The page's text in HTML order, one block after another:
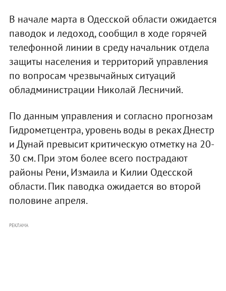
В начале марта в Одесской области ожидается
паводок и ледоход, сообщил в ходе горячей
телефонной линии в среду начальник отдела
защиты населения и территорий управления
по вопросам чрезвычайных ситуаций
обладминистрации Николай Лесничий.
По данным управления и согласно прогнозам
Гидрометцентра, уровень воды в реках Днестр
и Дунай превысит критическую отметку на 20-
30 см. При этом более всего пострадают
районы Рени, Измаила и Килии Одесской
области. Пик паводка ожидается во второй
половине апреля.
РЕКЛАМА